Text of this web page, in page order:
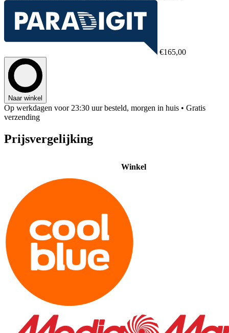
€165,00
Naar winkel
Op werkdagen voor 23:30 uur besteld, morgen in huis • Gratis
verzending
Prijsvergelijking
Winkel